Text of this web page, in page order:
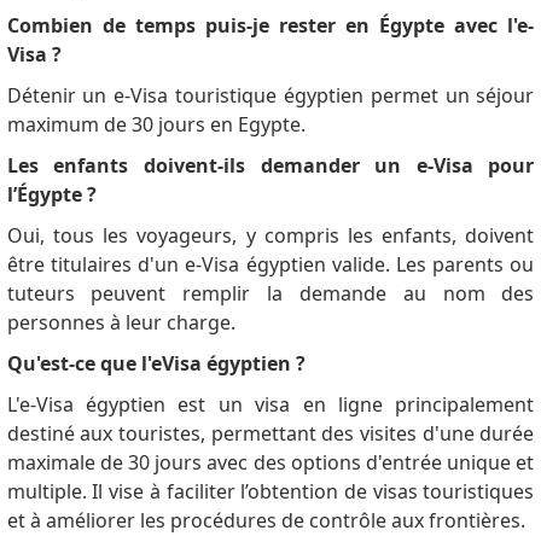
Combien de temps puis-je rester en Égypte avec l'e-
Visa ?
Détenir un e-Visa touristique égyptien permet un séjour
maximum de 30 jours en Egypte.
Les enfants doivent-ils demander un e-Visa pour
l’Égypte ?
Oui, tous les voyageurs, y compris les enfants, doivent
être titulaires d'un e-Visa égyptien valide. Les parents ou
tuteurs peuvent remplir la demande au nom des
personnes à leur charge.
Qu'est-ce que l'eVisa égyptien ?
L'e-Visa égyptien est un visa en ligne principalement
destiné aux touristes, permettant des visites d'une durée
maximale de 30 jours avec des options d'entrée unique et
multiple.Il vise à faciliter l’obtention de visas touristiques
et à améliorer les procédures de contrôle aux frontières.